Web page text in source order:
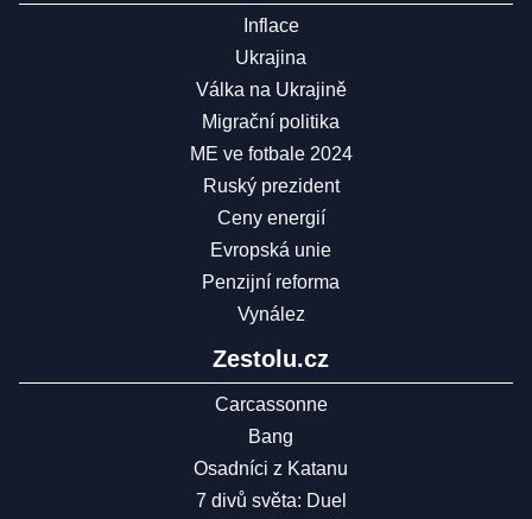
Inflace
Ukrajina
Válka na Ukrajině
Migrační politika
ME ve fotbale 2024
Ruský prezident
Ceny energií
Evropská unie
Penzijní reforma
Vynález
Zestolu.cz
Carcassonne
Bang
Osadníci z Katanu
7 divů světa: Duel